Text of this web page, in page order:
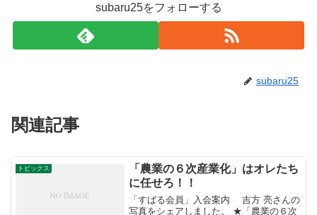
subaru25をフォローする
subaru25
関連記事
トピックス
「農業の６次産業化」はオレたち
に任せろ！！
「すばる会員」入会案内 吉方 亮さんの
写真をシェアしました。 ★「農業の６次